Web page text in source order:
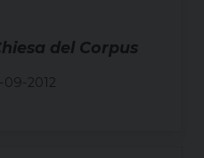
del Corpus
2012